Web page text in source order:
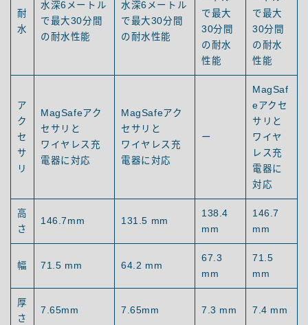
耐
水
水深6メートル
で最大30分間
の耐水性能
水深6メートル
で最大30分間
の耐水性能
で最大
30分間
の耐水
性能
で最大
30分間
の耐水
性能
ア
ク
セ
サ
リ
MagSafeアク
セサリと
ワイヤレス充
電器に対応
MagSafeアク
セサリと
ワイヤレス充
電器に対応
ー
MagSaf
eアクセ
サリと
ワイヤ
レス充
電器に
対応
高
さ
146.7mm 131.5 mm
138.4
mm
146.7
mm
幅 71.5 mm 64.2 mm
67.3
mm
71.5
mm
厚
さ
7.65mm 7.65mm 7.3 mm 7.4 mm